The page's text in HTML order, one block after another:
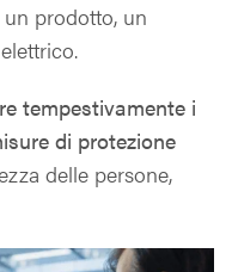
prodotto, un
tempestivamente i
di protezione
delle persone,